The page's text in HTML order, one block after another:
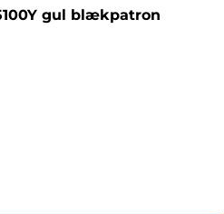
gul blækpatron